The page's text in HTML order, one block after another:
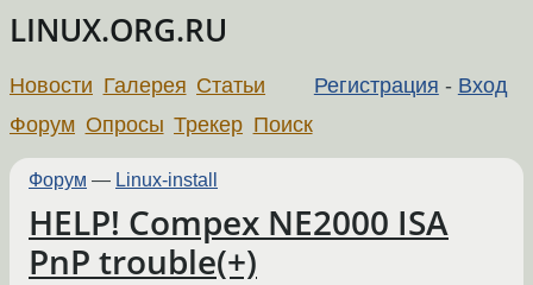
LINUX.ORG.RU
Регистрация - Вход
Новости Галерея Статьи
Форум Опросы Трекер Поиск
Форум — Linux-install
HELP! Compex NE2000 ISA
PnP trouble(+)